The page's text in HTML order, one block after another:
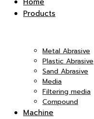
Products
Metal Abrasive
Plastic Abrasive
Sand Abrasive
Media
Filtering media
Compound
Machine